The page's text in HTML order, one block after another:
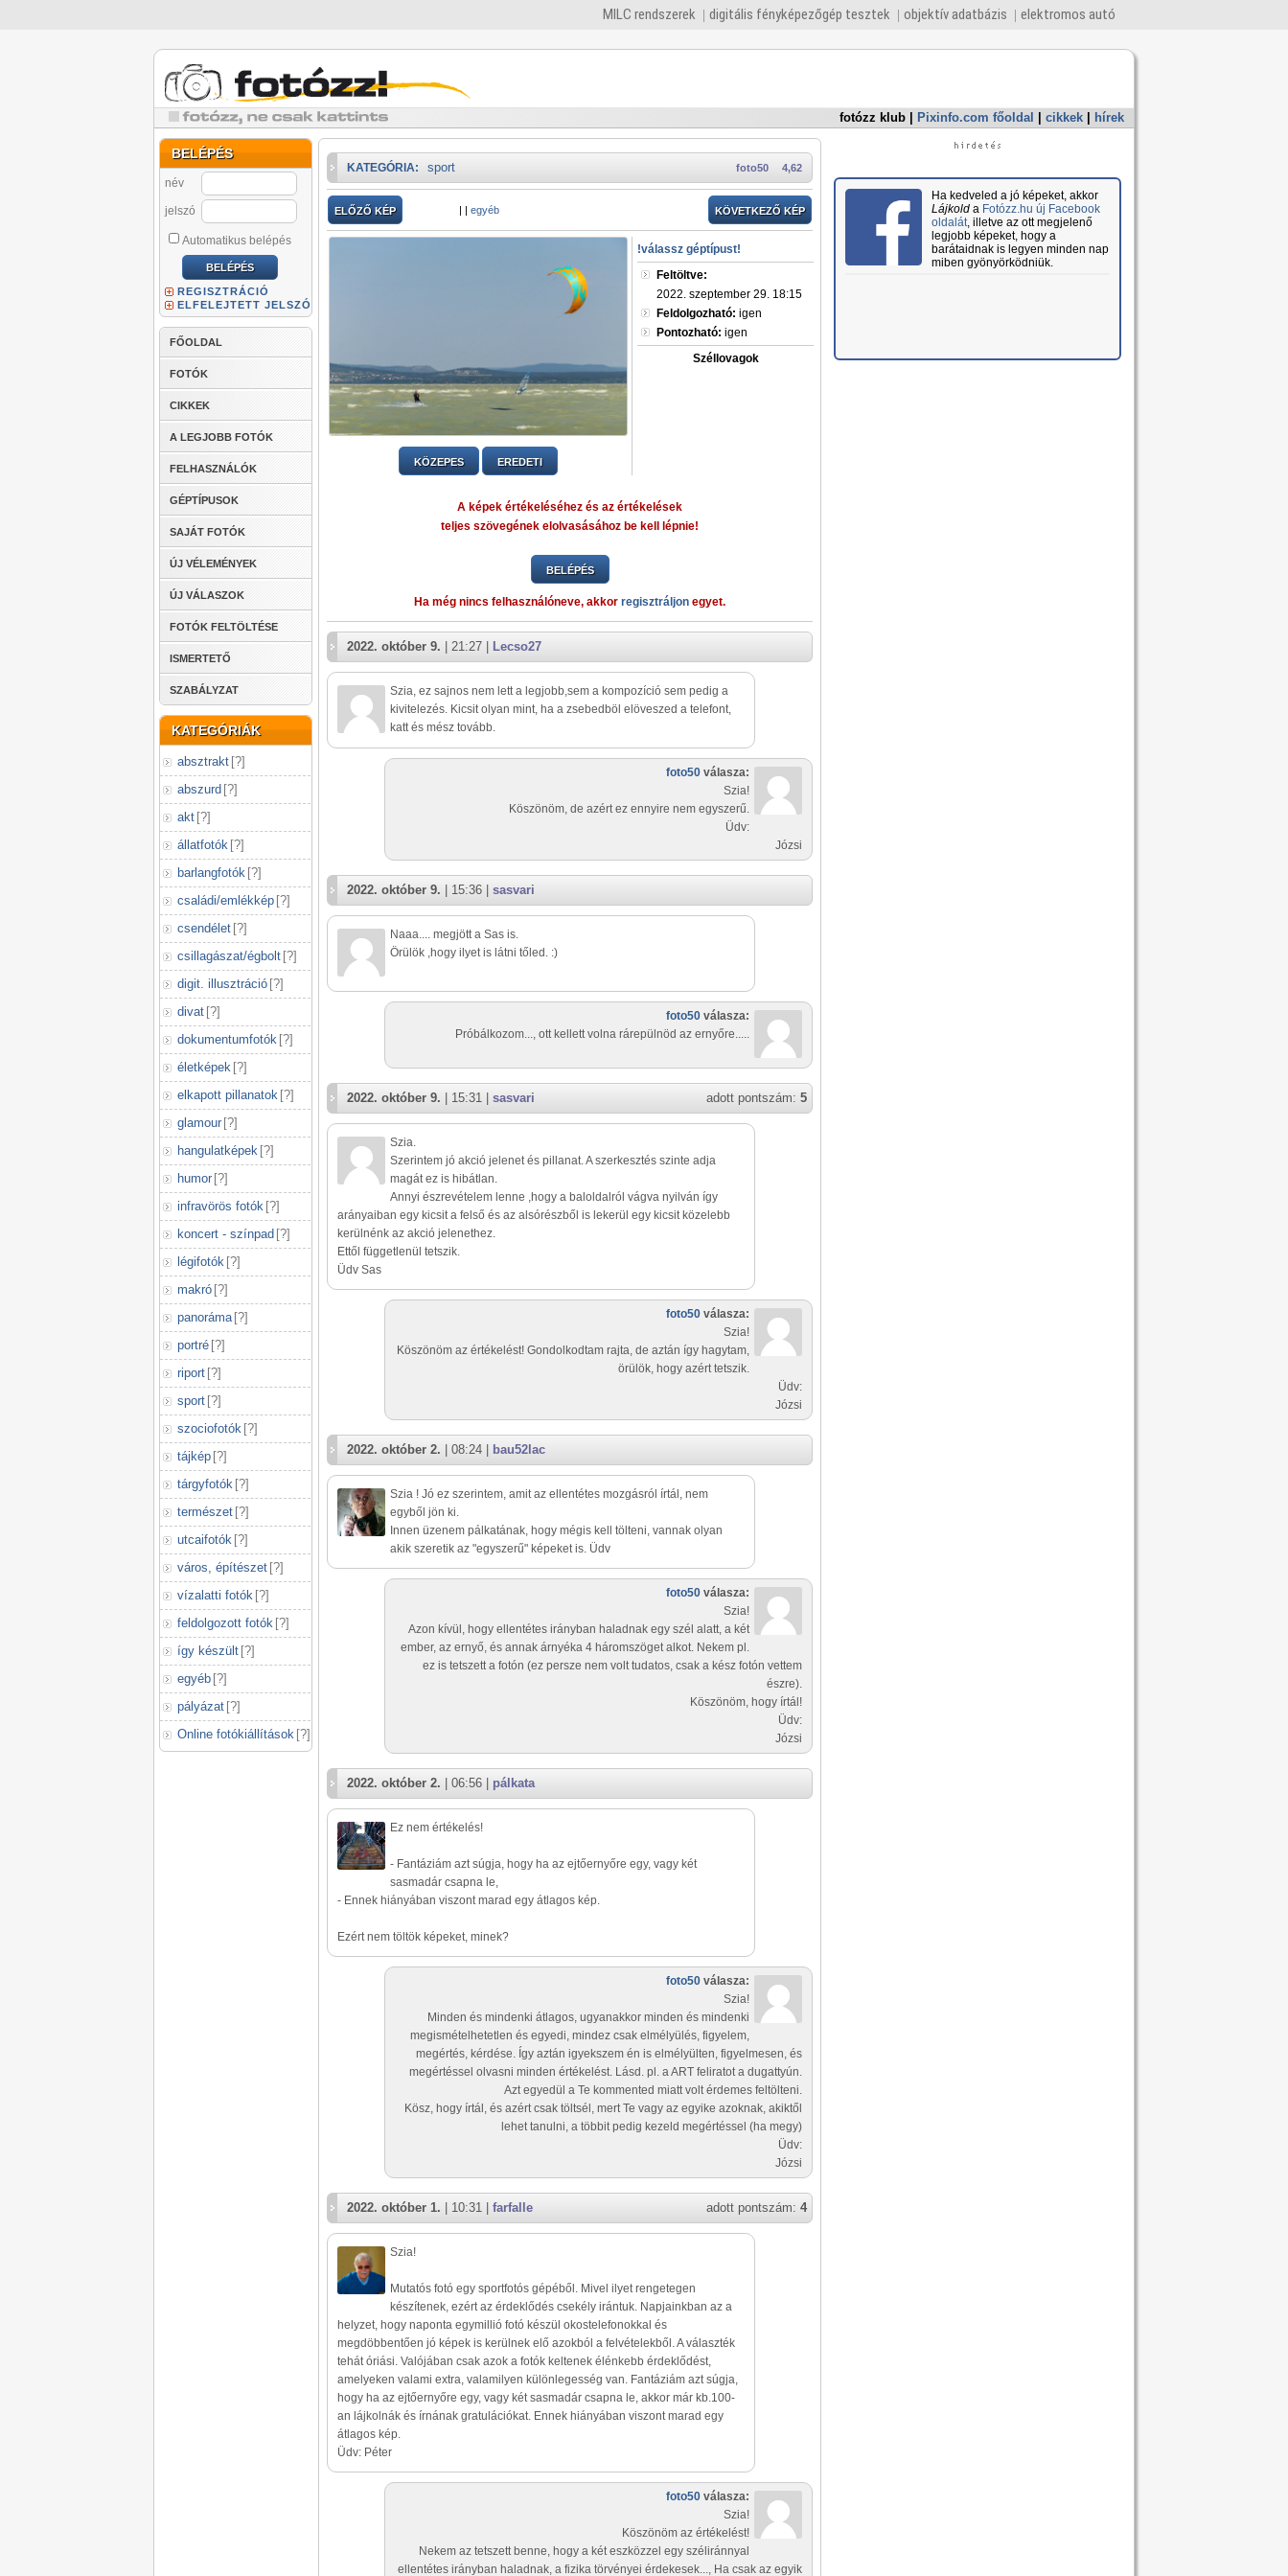
MILC rendszerek digitális fényképezőgép tesztek objektív adatbázis elektromos autó
fotózz klub Pixinfo.com főoldal cikkek hírek
BELÉPÉS
név
jelszó
Automatikus belépés
REGISZTRÁCIÓ
ELFELEJTETT JELSZÓ
FŐOLDAL
FOTÓK
CIKKEK
A LEGJOBB FOTÓK
FELHASZNÁLÓK
GÉPTÍPUSOK
SAJÁT FOTÓK
ÚJ VÉLEMÉNYEK
ÚJ VÁLASZOK
FOTÓK FELTÖLTÉSE
ISMERTETŐ
SZABÁLYZAT
KATEGÓRIÁK
absztrakt [?]
abszurd [?]
akt [?]
állatfotók [?]
barlangfotók [?]
családi/emlékkép [?]
csendélet [?]
csillagászat/égbolt [?]
digit. illusztráció [?]
divat [?]
dokumentumfotók [?]
életképek [?]
elkapott pillanatok [?]
glamour [?]
hangulatképek [?]
humor [?]
infravörös fotók [?]
koncert - színpad [?]
légifotók [?]
makró [?]
panoráma [?]
portré [?]
riport [?]
sport [?]
szociofotók [?]
tájkép [?]
tárgyfotók [?]
természet [?]
utcaifotók [?]
város, építészet [?]
vízalatti fotók [?]
feldolgozott fotók [?]
így készült [?]
egyéb [?]
pályázat [?]
Online fotókiállítások [?]
4,62
foto50
KATEGÓRIA: sport
ELŐZŐ KÉP | | egyéb KÖVETKEZŐ KÉP
KÖZEPES EREDETI
!válassz géptípust!
Feltöltve:
2022. szeptember 29. 18:15
Feldolgozható: igen
Pontozható: igen
Széllovagok
A képek értékeléséhez és az értékelések
teljes szövegének elolvasásához be kell lépnie!
BELÉPÉS
Ha még nincs felhasználóneve, akkor regisztráljon egyet.
2022. október 9. | 21:27 | Lecso27
Szia, ez sajnos nem lett a legjobb,sem a kompozíció sem pedig a
kivitelezés. Kicsit olyan mint, ha a zsebedböl elöveszed a telefont,
katt és mész tovább.
foto50 válasza:
Szia!
Köszönöm, de azért ez ennyire nem egyszerű.
Üdv:
Józsi
2022. október 9. | 15:36 | sasvari
Naaa.... megjött a Sas is.
Örülök ,hogy ilyet is látni tőled. :)
foto50 válasza:
Próbálkozom..., ott kellett volna rárepülnöd az ernyőre.....
adott pontszám: 5
2022. október 9. | 15:31 | sasvari
Szia.
Szerintem jó akció jelenet és pillanat. A szerkesztés szinte adja
magát ez is hibátlan.
Annyi észrevételem lenne ,hogy a baloldalról vágva nyilván így
arányaiban egy kicsit a felső és az alsórészből is lekerül egy kicsit közelebb
kerülnénk az akció jelenethez.
Ettől függetlenül tetszik.
Üdv Sas
foto50 válasza:
Szia!
Köszönöm az értékelést! Gondolkodtam rajta, de aztán így hagytam,
örülök, hogy azért tetszik.
Üdv:
Józsi
2022. október 2. | 08:24 | bau52lac
Szia ! Jó ez szerintem, amit az ellentétes mozgásról írtál, nem
egyből jön ki.
Innen üzenem pálkatának, hogy mégis kell tölteni, vannak olyan
akik szeretik az "egyszerű" képeket is. Üdv
foto50 válasza:
Szia!
Azon kívül, hogy ellentétes irányban haladnak egy szél alatt, a két
ember, az ernyő, és annak árnyéka 4 háromszöget alkot. Nekem pl.
ez is tetszett a fotón (ez persze nem volt tudatos, csak a kész fotón vettem
észre).
Köszönöm, hogy írtál!
Üdv:
Józsi
2022. október 2. | 06:56 | pálkata
Ez nem értékelés!
- Fantáziám azt súgja, hogy ha az ejtőernyőre egy, vagy két
sasmadár csapna le,
- Ennek hiányában viszont marad egy átlagos kép.
Ezért nem töltök képeket, minek?
foto50 válasza:
Szia!
Minden és mindenki átlagos, ugyanakkor minden és mindenki
megismételhetetlen és egyedi, mindez csak elmélyülés, figyelem,
megértés, kérdése. Így aztán igyekszem én is elmélyülten, figyelmesen, és
megértéssel olvasni minden értékelést. Lásd. pl. a ART feliratot a dugattyún.
Azt egyedül a Te kommented miatt volt érdemes feltölteni.
Kösz, hogy írtál, és azért csak töltsél, mert Te vagy az egyike azoknak, akiktől
lehet tanulni, a többit pedig kezeld megértéssel (ha megy)
Üdv:
Józsi
adott pontszám: 4
2022. október 1. | 10:31 | farfalle
Szia!
Mutatós fotó egy sportfotós gépéből. Mivel ilyet rengetegen
készítenek, ezért az érdeklődés csekély irántuk. Napjainkban az a
helyzet, hogy naponta egymillió fotó készül okostelefonokkal és
megdöbbentően jó képek is kerülnek elő azokból a felvételekből. A választék
tehát óriási. Valójában csak azok a fotók keltenek élénkebb érdeklődést,
amelyeken valami extra, valamilyen különlegesség van. Fantáziám azt súgja,
hogy ha az ejtőernyőre egy, vagy két sasmadár csapna le, akkor már kb.100-
an lájkolnák és írnának gratulációkat. Ennek hiányában viszont marad egy
átlagos kép.
Üdv: Péter
foto50 válasza:
Szia!
Köszönöm az értékelést!
Nekem az tetszett benne, hogy a két eszközzel egy széliránnyal
ellentétes irányban haladnak, a fizika törvényei érdekesek..., Ha csak az egyik
Ha kedveled a jó képeket, akkor
Lájkolda Fotózz.hu új Facebook
oldalát, illetve az ott megjelenő
legjobb képeket, hogy a
barátaidnak is legyen minden nap
miben gyönyörködniük.